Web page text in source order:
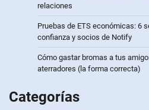
relaciones
Pruebas de ETS económicas: 6
confianza y socios de Notify
Cómo gastar bromas a tus
aterradores (la forma correcta)
Categorías